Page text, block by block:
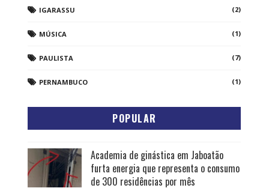
IGARASSU (2)
MÚSICA (1)
PAULISTA (7)
PERNAMBUCO (1)
POPULAR
Academia de ginástica em Jaboatão
furta energia que representa o consumo
de 300 residências por mês